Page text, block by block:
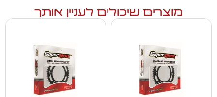
מוצרים שיכולים לעניין אותך